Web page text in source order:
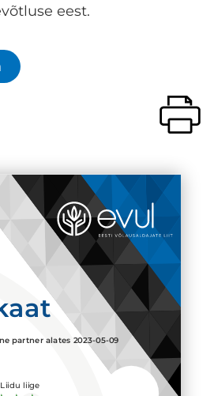
eest.
partner alates 2023-05-09
liige